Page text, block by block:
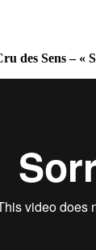
des Sens – «